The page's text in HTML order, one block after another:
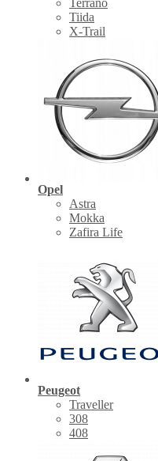
Terrano
Tiida
X-Trail
Opel
Astra
Mokka
Zafira Life
Peugeot
Traveller
308
408